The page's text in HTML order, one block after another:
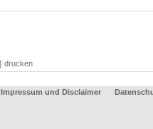
drucken
Impressum und Disclaimer